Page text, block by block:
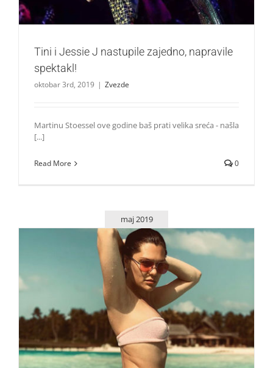
Tini i Jessie J nastupile zajedno, napravile
spektakl!
oktobar 3rd, 2019 | Zvezde
Martinu Stoessel ove godine baš prati velika sreća - našla
[...]
Read More 0
maj 2019
Jessie J nosi high-wasted odeću zbog nepravilno
napisane tetovaže!
Zvezde